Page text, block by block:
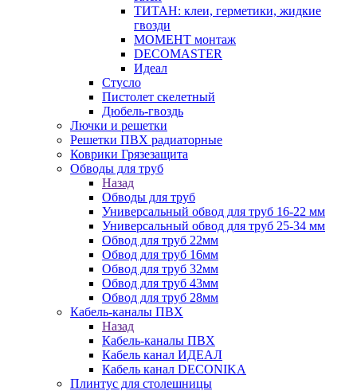
ТИТАН: клеи, герметики, жидкие
гвозди
МОМЕНТ монтаж
DECOMASTER
Идеал
Стусло
Пистолет скелетный
Дюбель-гвоздь
Лючки и решетки
Решетки ПВХ радиаторные
Коврики Грязезащита
Обводы для труб
Назад
Обводы для труб
Универсальный обвод для труб 16-22 мм
Универсальный обвод для труб 25-34 мм
Обвод для труб 22мм
Обвод для труб 16мм
Обвод для труб 32мм
Обвод для труб 43мм
Обвод для труб 28мм
Кабель-каналы ПВХ
Назад
Кабель-каналы ПВХ
Кабель канал ИДЕАЛ
Кабель канал DECONIKA
Плинтус для столешницы